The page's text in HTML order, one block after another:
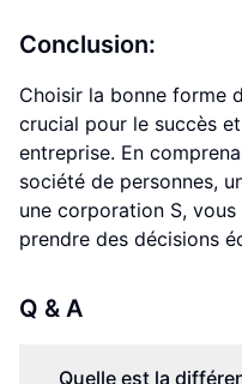
Conclusion:
Choisir la bonne forme
crucial pour le succès
entreprise. En
société de personnes,
une corporation S,
prendre des décisions
Q & A
Quelle est la